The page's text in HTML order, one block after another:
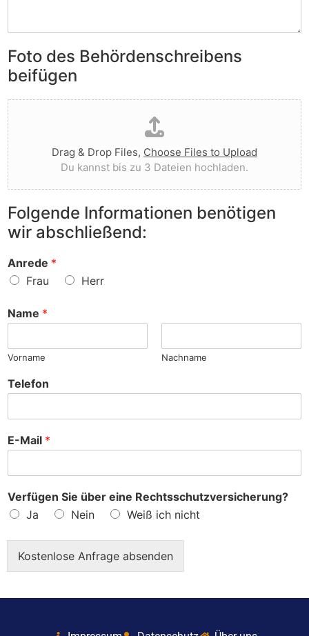
v
o
r
g
e
w
o
r
f
e
n
?
l
i
e
t
I
h
n
e
n
v
o
r
?
e
A
n
e
r
k
u
n
g
e
n
z
u
S
a
c
e
Foto des Behördenschreibens
beifügen
D
a
t
e
i
h
o
h
l
d
e
n
Drag & Drop Files, Choose Files to Upload
Du kannst bis zu 3 Dateien hochladen.
Folgende Informationen benötigen
wir abschließend:
Anrede *
Frau
Herr
Name *
Vorname Nachname
Telefon
E-Mail *
Verfügen Sie über eine Rechtsschutzversicherung?
Ja
Nein Weiß ich nicht
Kostenlose Anfrage absenden